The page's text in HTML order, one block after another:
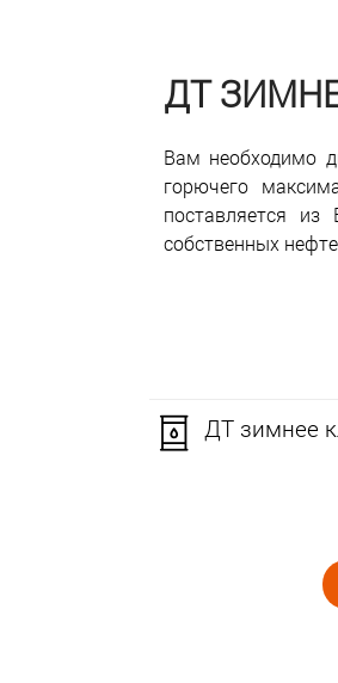
ДТ
Вам необходимо
горючего
поставляется
собственных
ДТ зимнее